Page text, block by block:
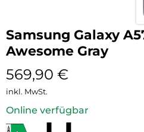
Samsung Galaxy
Awesome Gray
569,90 €
inkl. MwSt.
Online verfügbar